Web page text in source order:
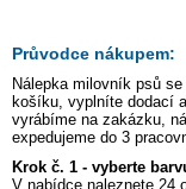
Průvodce nákupem:
Nálepka milovník psů se
košíku, vyplníte dodací
vyrábíme na zakázku,
expedujeme do 3
Krok č. 1 - vyberte
V nabídce naleznete 24